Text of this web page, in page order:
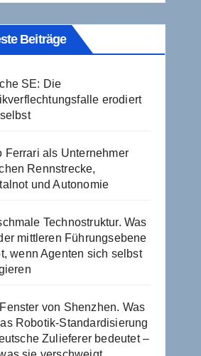
Beiträge
SE: Die
erodiert
Ferrari als Unternehmer
Rennstrecke,
und Autonomie
Technostruktur. Was
mittleren Führungsebene
wenn Agenten sich selbst
von Shenzhen. Was
Robotik-Standardisierung
Zulieferer bedeutet –